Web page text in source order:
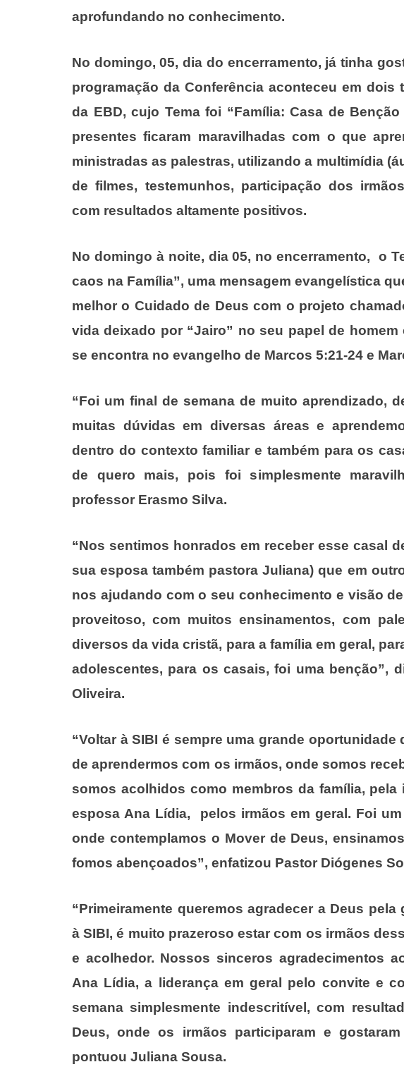
aprofundando no conhecimento.
No domingo, 05, dia do encerramento, já tinha
programação da Conferência aconteceu em dois
da EBD, cujo Tema foi “Família: Casa de
presentes ficaram maravilhadas com o que
ministradas as palestras, utilizando a multimídia
de filmes, testemunhos, participação dos
com resultados altamente positivos.
No domingo à noite, dia 05, no encerramento, o
caos na Família”, uma mensagem evangelística
melhor o Cuidado de Deus com o projeto
vida deixado por “Jairo” no seu papel de
se encontra no evangelho de Marcos 5:21-24 e
“Foi um final de semana de muito aprendizado,
muitas dúvidas em diversas áreas e
dentro do contexto familiar e também para os
de quero mais, pois foi simplesmente
professor Erasmo Silva.
“Nos sentimos honrados em receber esse casal
sua esposa também pastora Juliana) que em
nos ajudando com o seu conhecimento e visão
proveitoso, com muitos ensinamentos, com
diversos da vida cristã, para a família em geral,
adolescentes, para os casais, foi uma benção”,
Oliveira.
“Voltar à SIBI é sempre uma grande
de aprendermos com os irmãos, onde somos
somos acolhidos como membros da família,
esposa Ana Lídia, pelos irmãos em geral. Foi
onde contemplamos o Mover de Deus,
fomos abençoados”, enfatizou Pastor Diógenes
“Primeiramente queremos agradecer a Deus
à SIBI, é muito prazeroso estar com os irmãos
e acolhedor. Nossos sinceros agradecimentos
Ana Lídia, a liderança em geral pelo convite e
semana simplesmente indescritível, com
Deus, onde os irmãos participaram e
pontuou Juliana Sousa.